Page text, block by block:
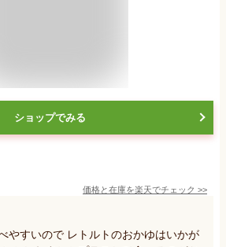
ショップでみる
価格と在庫を楽天でチェック >>
やすいので レトルトのおかゆはいかが